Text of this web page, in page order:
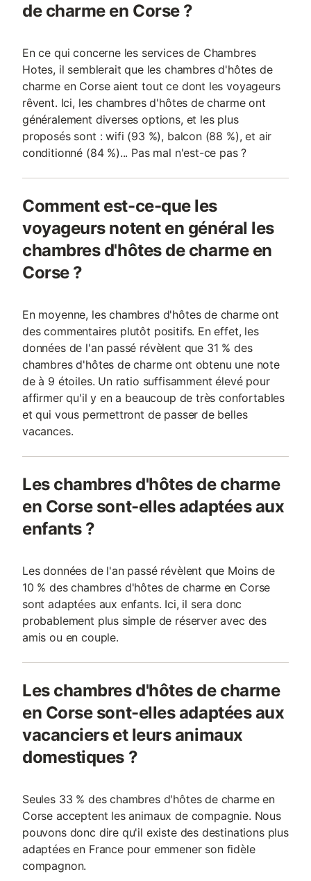
de charme en Corse ?
En ce qui concerne les services de Chambres
Hotes, il semblerait que les chambres d'hôtes de
charme en Corse aient tout ce dont les voyageurs
rêvent. Ici, les chambres d'hôtes de charme ont
généralement diverses options, et les plus
proposés sont : wifi (93 %), balcon (88 %), et air
conditionné (84 %)... Pas mal n'est-ce pas ?
Comment est-ce-que les
voyageurs notent en général les
chambres d'hôtes de charme en
Corse ?
En moyenne, les chambres d'hôtes de charme ont
des commentaires plutôt positifs. En effet, les
données de l'an passé révèlent que 31 % des
chambres d'hôtes de charme ont obtenu une note
de à 9 étoiles. Un ratio suffisamment élevé pour
affirmer qu'il y en a beaucoup de très confortables
et qui vous permettront de passer de belles
vacances.
Les chambres d'hôtes de charme
en Corse sont-elles adaptées aux
enfants ?
Les données de l'an passé révèlent que Moins de
10 % des chambres d'hôtes de charme en Corse
sont adaptées aux enfants. Ici, il sera donc
probablement plus simple de réserver avec des
amis ou en couple.
Les chambres d'hôtes de charme
en Corse sont-elles adaptées aux
vacanciers et leurs animaux
domestiques ?
Seules 33 % des chambres d'hôtes de charme en
Corse acceptent les animaux de compagnie. Nous
pouvons donc dire qu'il existe des destinations plus
adaptées en France pour emmener son fidèle
compagnon.